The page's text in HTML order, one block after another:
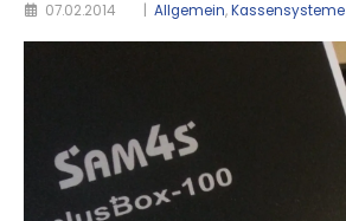
07.02.2014 Allgemein,Kassensysteme